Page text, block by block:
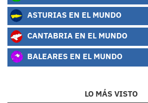
ASTURIAS EN EL MUNDO
CANTABRIA EN EL MUNDO
BALEARES EN EL MUNDO
LO MÁS VISTO